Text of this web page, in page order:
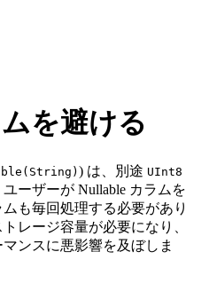
を避ける
) は、別途 UInt8
ーザーが Nullable カラムを
も毎回処理する必要があり
レージ容量が必要になり、
ンスに悪影響を及ぼしま